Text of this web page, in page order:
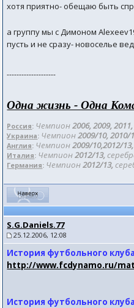
хотя приятно- обещаю быть
а группу мы с Димоном
пусть и не сразу- новоселье
--------------------
Одна жизнь - Одна
Россия: Чемпион2006, 2009,
Украина: Чемпион2009/10, 2010/
Англия: Чемпион2009/10,2012/13,
Италия: Чемпион2012/13,
Германия: Чемпион2012/13,
S.G.Daniels.77
25.12.2006, 12:08
История футбольного клуба
http://www.fcdynamo.ru/
История футбольного